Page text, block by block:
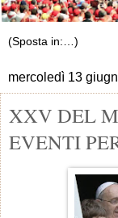
mercoledì 13
XXV DEL
EVENTI